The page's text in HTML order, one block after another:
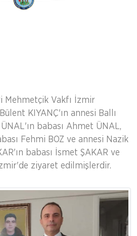
Mehmetçik Vakfı İzmir
KIYANÇ'ın annesi Ballı
babası Ahmet ÜNAL,
Fehmi BOZ ve annesi Nazik
babası İsmet ŞAKAR ve
ziyaret edilmişlerdir.